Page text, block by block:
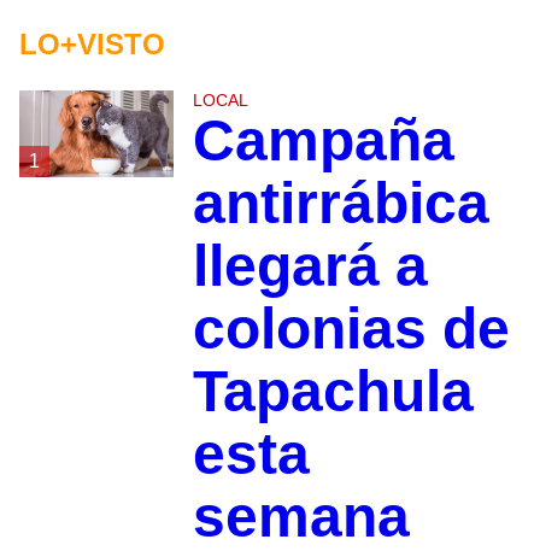
LO+VISTO
1
LOCAL
Campaña
antirrábica
llegará a
colonias de
Tapachula
esta
semana